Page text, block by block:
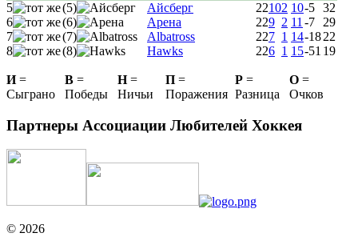
5 (5) Айсберг 22102 10-5 32
6
(6) Арена 229 2 11 -7
29
7
(7) Albatross 227 1 14-1822
8
(8) Hawks 226 1 15-51 19
И=
Сыграно
В =
Победы
Н=
Ничьи
П =
Поражения
Р =
Разница
О =
Очков
Партнеры Ассоциации Любителей Хоккея
© 2026